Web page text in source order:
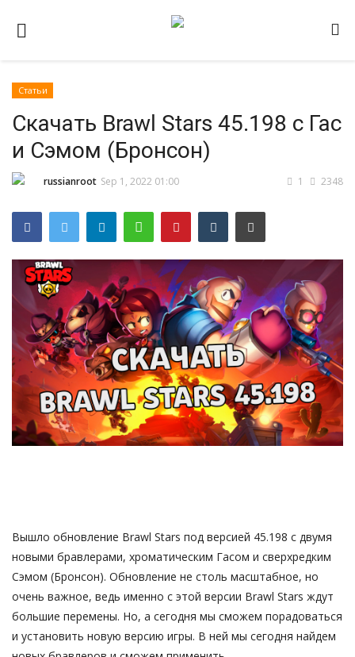
Видео
Terms & Conditions
Gallery
Русский
Статьи
Скачать Brawl Stars 45.198 с Гас
и Сэмом (Бронсон)
russianroot Sep 1, 2022 01:00 2348
1
Вышло обновление Brawl Stars под версией 45.198 с двумя
новыми бравлерами, хроматическим Гасом и сверхредким
Сэмом (Бронсон). Обновление не столь масштабное, но
очень важное, ведь именно с этой версии Brawl Stars ждут
большие перемены. Но, а сегодня мы сможем порадоваться
и установить новую версию игры. В ней мы сегодня найдем